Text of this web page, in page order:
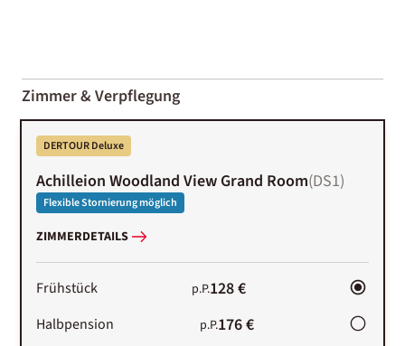
01-02
Zimmer & Verpflegung
DERTOUR Deluxe
Achilleion Woodland View Grand Room(DS1)
Flexible Stornierung möglich
ZIMMERDETAILS
Frühstück p.P.128 €
Halbpension p.P.176 €